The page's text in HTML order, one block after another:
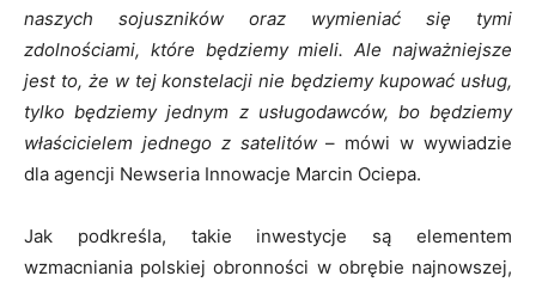
naszych sojuszników oraz wymieniać się tymi
zdolnościami, które będziemy mieli. Ale najważniejsze
jest to, że w tej konstelacji nie będziemy kupować usług,
tylko będziemy jednym z usługodawców, bo będziemy
właścicielem jednego z satelitów– mówi w wywiadzie
dla agencji Newseria Innowacje Marcin Ociepa.
Jak podkreśla, takie inwestycje są elementem
wzmacniania polskiej obronności w obrębie najnowszej,